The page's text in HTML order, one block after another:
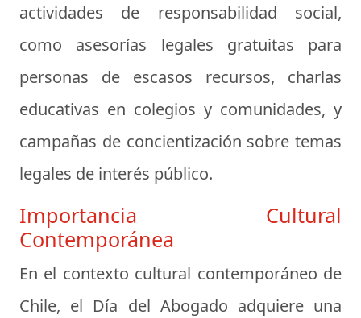
actividades de responsabilidad social,
como asesorías legales gratuitas para
personas de escasos recursos, charlas
educativas en colegios y comunidades, y
campañas de concientización sobre temas
legales de interés público.
Importancia Cultural
Contemporánea
En el contexto cultural contemporáneo de
Chile, el Día del Abogado adquiere una